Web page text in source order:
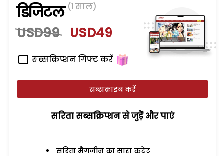
डिजिटल (1 साल)
USD99 USD49
सब्सक्रिप्शन गिफ्ट करें
सब्सक्राइब करें
सरिता सब्सक्रिप्शन से जुड़ेें और पाएं
सरिता मैगजीन का सारा कंटेंट